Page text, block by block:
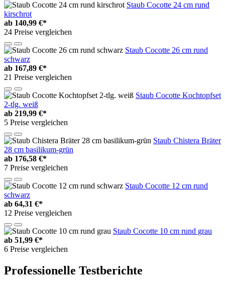
Staub Cocotte 24 cm rund
kirschrot
ab 140,99 €*
24 Preise vergleichen
Staub Cocotte 26 cm rund
schwarz
ab 167,89 €*
21 Preise vergleichen
Staub Cocotte Kochtopfset
2-tlg. weiß
ab 219,99 €*
5 Preise vergleichen
Staub Chistera Bräter
28 cm basilikum-grün
ab 176,58 €*
7 Preise vergleichen
Staub Cocotte 12 cm rund
schwarz
ab 64,31 €*
12 Preise vergleichen
Staub Cocotte 10 cm rund grau
ab 51,99 €*
6 Preise vergleichen
Professionelle Testberichte